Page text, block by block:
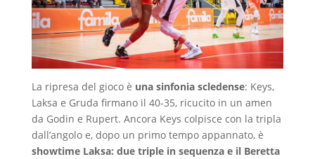
La ripresa del gioco è una sinfonia scledense: Keys,
Laksa e Gruda firmano il 40-35, ricucito in un amen
da Godin e Rupert. Ancora Keys colpisce con la tripla
dall’angolo e, dopo un primo tempo appannato, è
showtime Laksa: due triple in sequenza e il Beretta